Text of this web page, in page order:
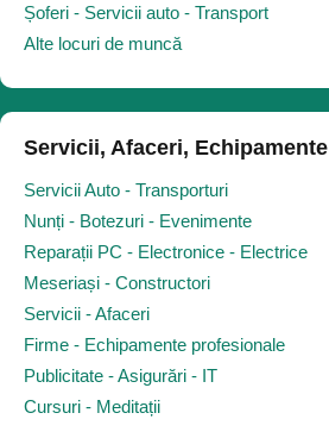
Șoferi - Servicii auto - Transport
Alte locuri de muncă
Servicii, Afaceri, Echipamente
Servicii Auto - Transporturi
Nunți - Botezuri - Evenimente
Reparații PC - Electronice - Electrice
Meseriași - Constructori
Servicii - Afaceri
Firme - Echipamente profesionale
Publicitate - Asigurări - IT
Cursuri - Meditații